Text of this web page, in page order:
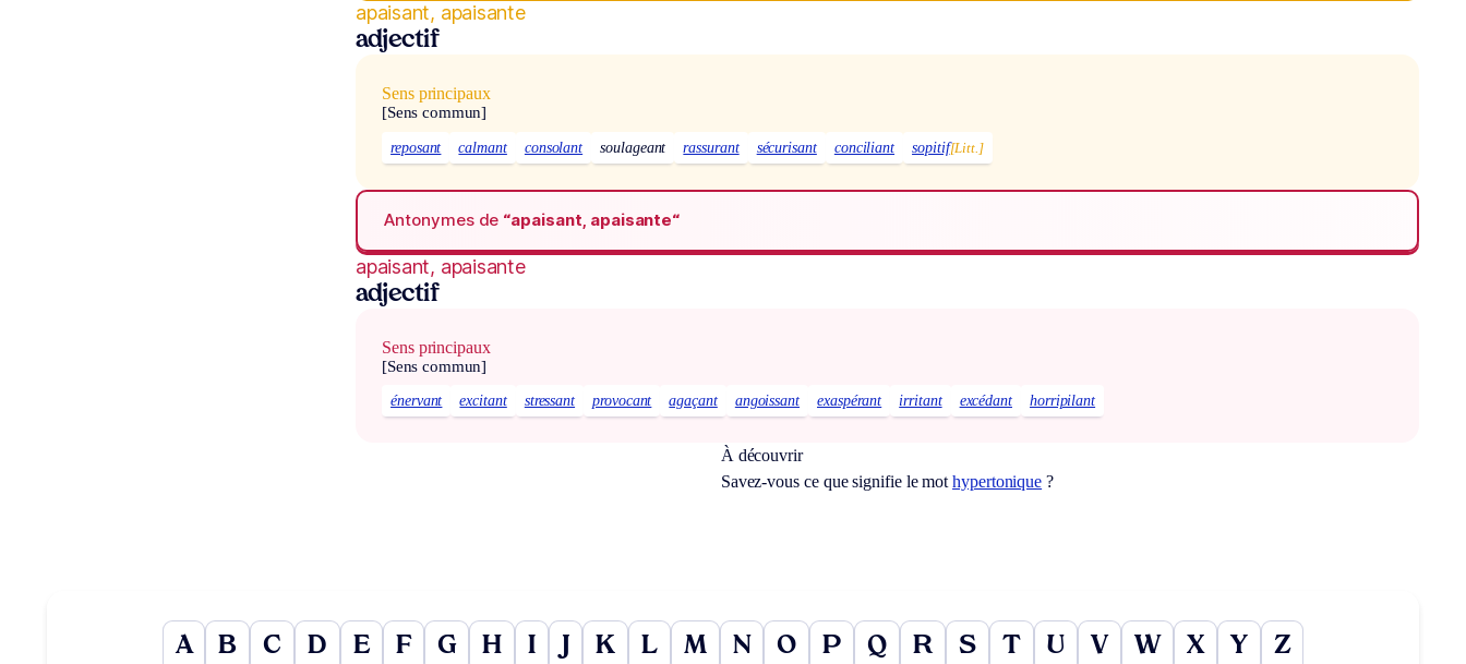
apaisant, apaisante
adjectif
Sens principaux
[Sens commun]
reposant calmant consolant soulageant rassurant sécurisant conciliant sopitif[Litt.]
Antonymes de “apaisant, apaisante“
apaisant, apaisante
adjectif
Sens principaux
[Sens commun]
énervant excitant stressant provocant agaçant angoissant exaspérant irritant excédant horripilant
À découvrir
Savez-vous ce que signifie le mothypertonique ?
A B C D E F G H I J K L M N O P Q R S T U V W X Y Z